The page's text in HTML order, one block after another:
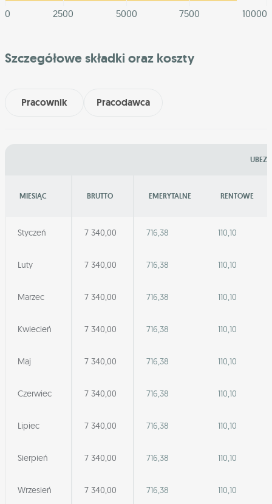
0
2500 5000 7500 10000
Szczegółowe składki oraz koszty
Pracownik Pracodawca
MIESIĄC BRUTTO EMERYTALNE RENTOWE
Styczeń 7 340,00 716,38 110,10
Luty 7 340,00 716,38 110,10
Marzec 7 340,00 716,38 110,10
Kwiecień 7 340,00 716,38 110,10
Maj 7 340,00 716,38 110,10
Czerwiec 7 340,00 716,38 110,10
Lipiec 7 340,00 716,38 110,10
Sierpień 7 340,00 716,38 110,10
Wrzesień 7 340,00 716,38 110,10